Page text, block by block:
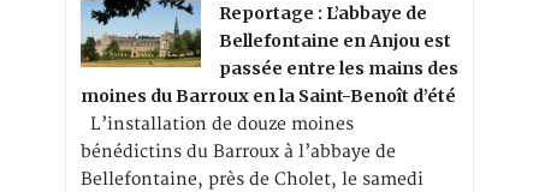
Reportage : L’abbaye de
Bellefontaine en Anjou est
passée entre les mains des
moines du Barroux en la Saint-Benoît d’été
L’installation de douze moines
bénédictins du Barroux à l’abbaye de
Bellefontaine, près de Cholet, le samedi